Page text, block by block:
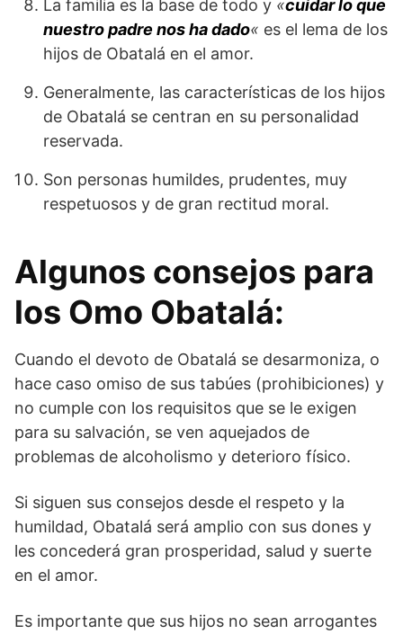
La familia es la base de todo y «cuidar lo que
nuestro padre nos ha dado« es el lema de los
hijos de Obatalá en el amor.
Generalmente, las características de los hijos
de Obatalá se centran en su personalidad
reservada.
Son personas humildes, prudentes, muy
respetuosos y de gran rectitud moral.
Algunos consejos para
los Omo Obatalá:
Cuando el devoto de Obatalá se desarmoniza, o
hace caso omiso de sus tabúes (prohibiciones) y
no cumple con los requisitos que se le exigen
para su salvación, se ven aquejados de
problemas de alcoholismo y deterioro físico.
Si siguen sus consejos desde el respeto y la
humildad, Obatalá será amplio con sus dones y
les concederá gran prosperidad, salud y suerte
en el amor.
Es importante que sus hijos no sean arrogantes